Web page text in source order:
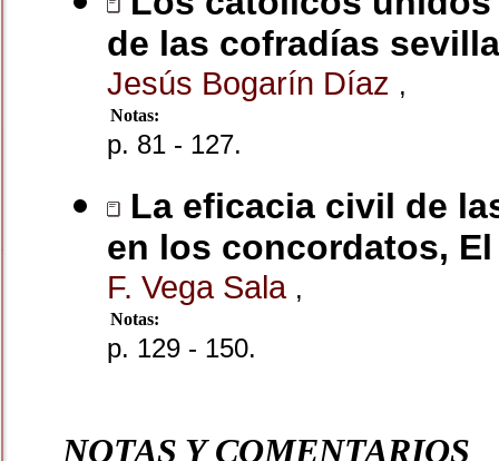
de las cofradías
Jesús Bogarín Díaz ,
Notas:
p. 81 - 127.
La eficacia civil de
en los concordatos,
F. Vega Sala ,
Notas:
p. 129 - 150.
NOTAS Y COMENTARIOS